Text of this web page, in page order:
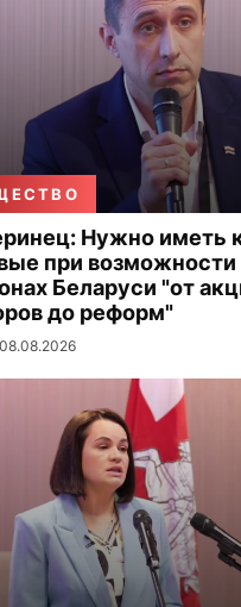
Нужно иметь
при возможности
Беларуси "от
до реформ"
08.08.2026